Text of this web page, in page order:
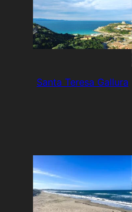
Santa Teresa Gallura